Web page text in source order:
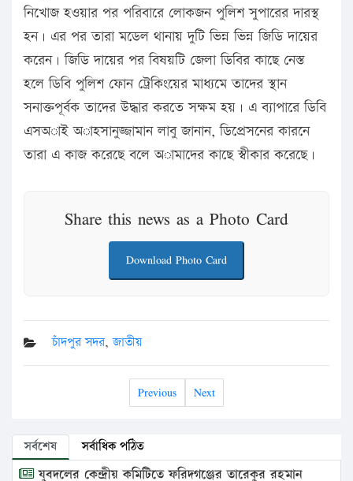
নি‌খোজ হওয়ার পর প‌রিবা‌রে লোকজন পু‌লিশ সুপা‌রের দারস্থ
হন। এর পর তারা ম‌ডেল থানায় দু‌টি ভিন্ন ভিন্ন জি‌ডি দা‌য়ের
ক‌রেন। জি‌ডি দা‌য়ের পর বিষয়‌টি জেলা ডি‌বির কা‌ছে নেস্ত
হ‌লে ডি‌বি পু‌লিশ ফোন ট্রে‌কিং‌য়ের মাধ্য‌মে তা‌দের স্থান
সনাক্তপূর্বক তা‌দের উদ্ধার কর‌তে সক্ষম হয়। এ ব্যাপা‌রে ডি‌বি
এসঅাই অাহসানুজ্জামান লাবু জানান, ডি‌প্রেস‌নের কার‌নে
তারা এ কাজ ক‌রে‌ছে ব‌লে অামা‌দের কা‌ছে স্বীকার ক‌রে‌ছে।
Share this news as a Photo Card
Download Photo Card
চাঁদপুর সদর,জাতীয়
Previous Next
সর্বশেষ সর্বাধিক পঠিত
যুবদলের কেন্দ্রীয় কমিটিতে ফরিদগঞ্জের তারেকুর রহমান